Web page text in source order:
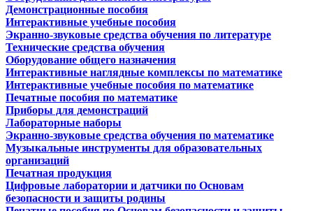
Демонстрационные пособия
Интерактивные учебные пособия
Экранно-звуковые средства обучения по литературе
Технические средства обучения
Оборудование общего назначения
Интерактивные наглядные комплексы по математике
Интерактивные учебные пособия по математике
Печатные пособия по математике
Приборы для демонстраций
Лабораторные наборы
Экранно-звуковые средства обучения по математике
Музыкальные инструменты для образовательных
организаций
Печатная продукция
Цифровые лаборатории и датчики по Основам
безопасности и защиты родины